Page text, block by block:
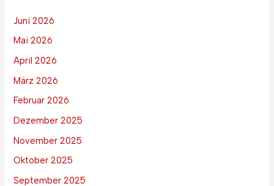
Juni 2026
Mai 2026
April 2026
März 2026
Februar 2026
Dezember 2025
November 2025
Oktober 2025
September 2025